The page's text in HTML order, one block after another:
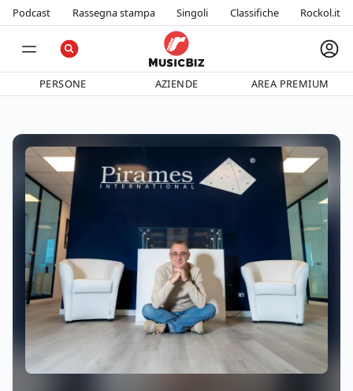
Podcast Rassegna stampa Singoli Classifiche Rockol.it
PERSONE AZIENDE AREA PREMIUM